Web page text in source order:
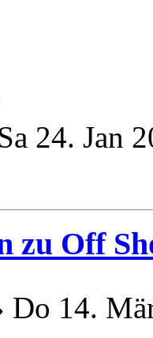
24. Jan
zu Off
Do 14.